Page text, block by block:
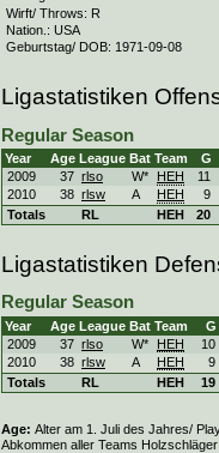
Wirft/ Throws: R
Nation.: USA
Geburtstag/ DOB: 1971-09-08
Ligastatistiken
Regular Season
Year Age League Bat Team
G
2009
37 rlso W* HEH
11
2010
38 rlsw A HEH
9
Totals
RL HEH 20
Ligastatistiken
Regular Season
Year Age League Bat Team
G
2009
37 rlso W* HEH
10
2010
38 rlsw A HEH
9
Totals
RL HEH 19
Age: Alter am 1. Juli des Jahres/
Abkommen aller Teams